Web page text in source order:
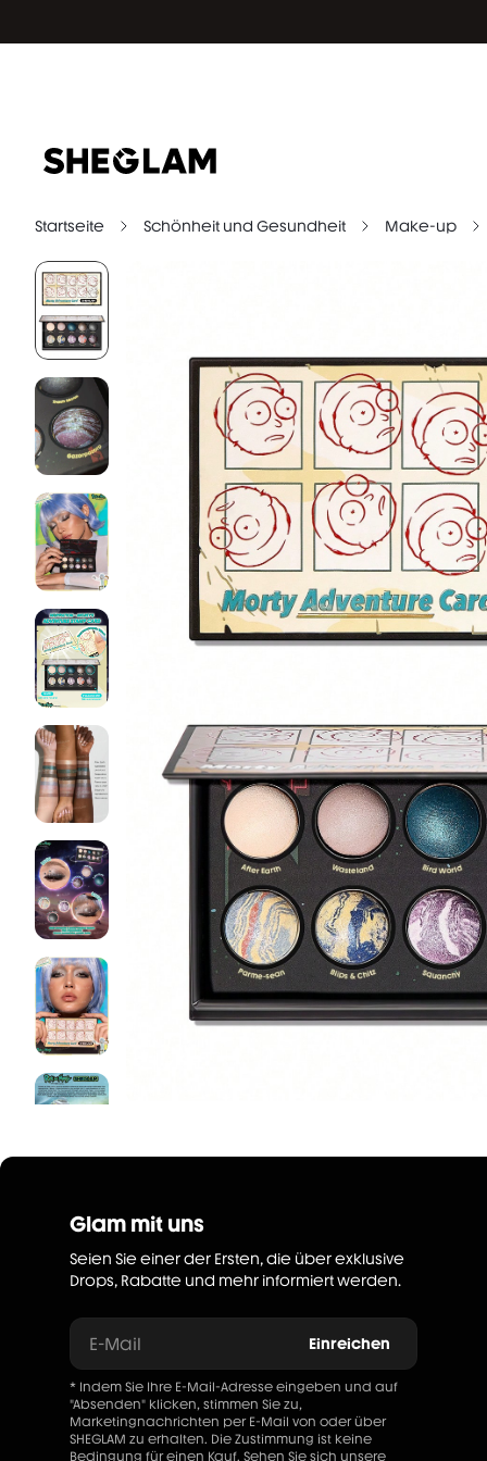
Startseite Schönheit und Gesundheit Make-up
Glam mit uns
Seien Sie einer der Ersten, die über exklusive
Drops, Rabatte und mehr informiert werden.
E-Mail Einreichen
* Indem Sie Ihre E-Mail-Adresse eingeben und auf
"Absenden" klicken, stimmen Sie zu,
Marketingnachrichten per E-Mail von oder über
SHEGLAM zu erhalten. Die Zustimmung ist keine
Bedingung für einen Kauf. Sehen Sie sich unsere